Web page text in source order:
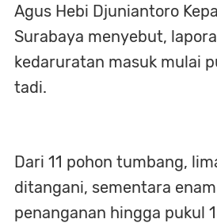
Agus Hebi Djuniantoro
Surabaya menyebut,
kedaruratan masuk mulai
tadi.
Dari 11 pohon tumbang,
ditangani, sementara
penanganan hingga pukul